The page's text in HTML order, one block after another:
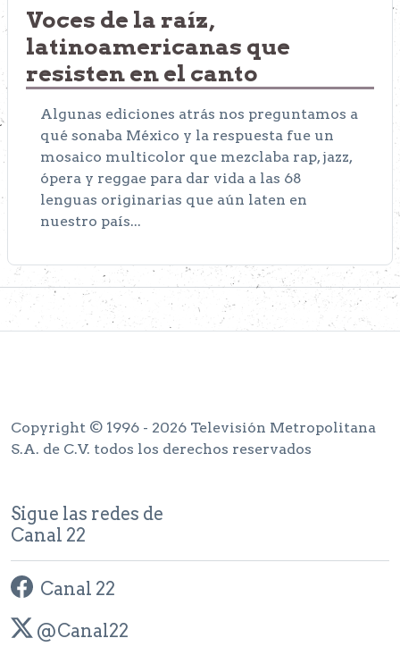
Voces de la raíz,
latinoamericanas que
resisten en el canto
Algunas ediciones atrás nos preguntamos a
qué sonaba México y la respuesta fue un
mosaico multicolor que mezclaba rap, jazz,
ópera y reggae para dar vida a las 68
lenguas originarias que aún laten en
nuestro país...
Copyright © 1996 - 2026 Televisión Metropolitana
S.A. de C.V. todos los derechos reservados
Sigue las redes de
Canal 22
Canal 22
@Canal22